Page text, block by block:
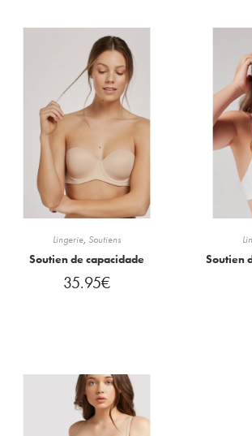
Lingerie, Soutiens
Soutien de capacidade
35.95€
Soutien